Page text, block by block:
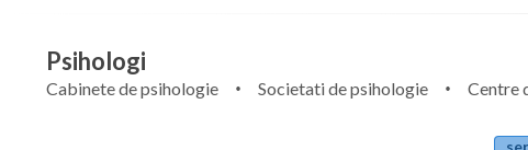
Psihologi
Cabinete de psihologie Societati de psihologie Centre